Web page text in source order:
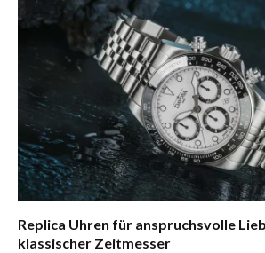
Replica Uhren für anspruchsvolle
klassischer Zeitmesser